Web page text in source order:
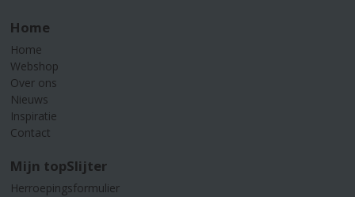
Home
Home
Webshop
Over ons
Nieuws
Inspiratie
Contact
Mijn topSlijter
Herroepingsformulier